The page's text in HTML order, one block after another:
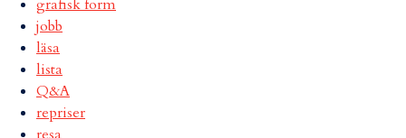
grafisk form
jobb
läsa
lista
Q&A
repriser